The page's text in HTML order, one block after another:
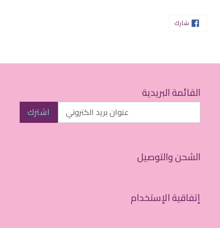
شاركشارك
على
الفيسبوك
القائمة البريدية
اشترك
الشحن والتوصيل
إتفاقية الإستخدام